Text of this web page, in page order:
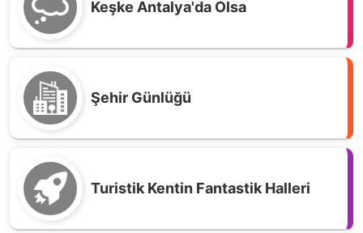
Keşke Antalya'da Olsa
Şehir Günlüğü
Turistik Kentin Fantastik Halleri